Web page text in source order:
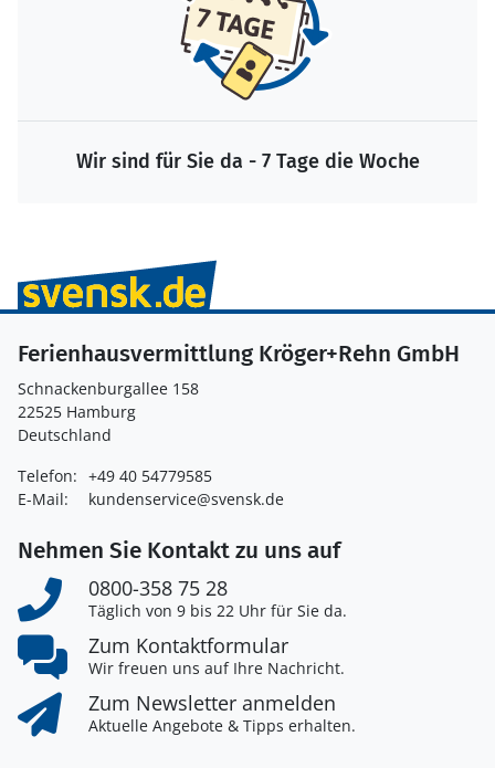
Wir sind für Sie da - 7 Tage die Woche
Ferienhausvermittlung Kröger+Rehn GmbH
Schnackenburgallee 158
22525 Hamburg
Deutschland
Telefon: +49 40 54779585
E-Mail:
kundenservice@svensk.de
Nehmen Sie Kontakt zu uns auf
0800-358 75 28
Täglich von 9 bis 22 Uhr für Sie da.
Zum Kontaktformular
Wir freuen uns auf Ihre Nachricht.
Zum Newsletter anmelden
Aktuelle Angebote & Tipps erhalten.